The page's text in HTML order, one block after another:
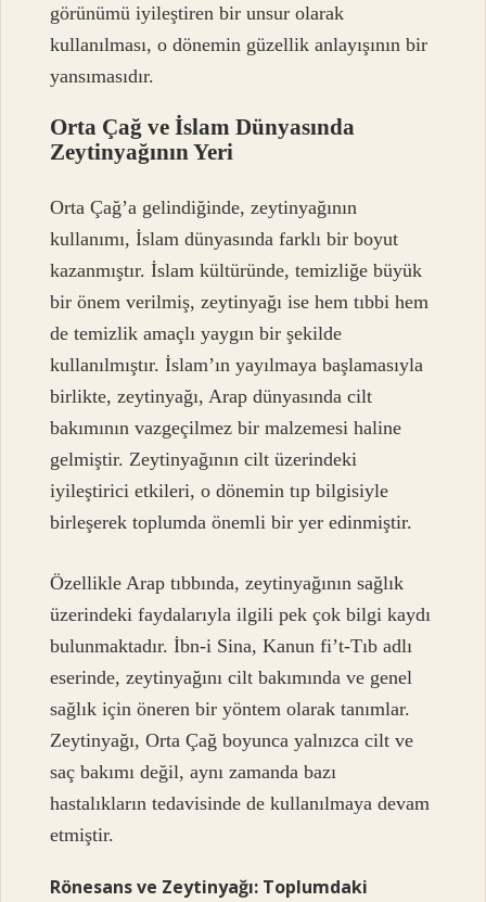
görünümü iyileştiren bir unsur olarak
kullanılması, o dönemin güzellik anlayışının bir
yansımasıdır.
Orta Çağ ve İslam Dünyasında
Zeytinyağının Yeri
Orta Çağ’a gelindiğinde, zeytinyağının
kullanımı, İslam dünyasında farklı bir boyut
kazanmıştır. İslam kültüründe, temizliğe büyük
bir önem verilmiş, zeytinyağı ise hem tıbbi hem
de temizlik amaçlı yaygın bir şekilde
kullanılmıştır. İslam’ın yayılmaya başlamasıyla
birlikte, zeytinyağı, Arap dünyasında cilt
bakımının vazgeçilmez bir malzemesi haline
gelmiştir. Zeytinyağının cilt üzerindeki
iyileştirici etkileri, o dönemin tıp bilgisiyle
birleşerek toplumda önemli bir yer edinmiştir.
Özellikle Arap tıbbında, zeytinyağının sağlık
üzerindeki faydalarıyla ilgili pek çok bilgi kaydı
bulunmaktadır. İbn-i Sina, Kanun fi’t-Tıb adlı
eserinde, zeytinyağını cilt bakımında ve genel
sağlık için öneren bir yöntem olarak tanımlar.
Zeytinyağı, Orta Çağ boyunca yalnızca cilt ve
saç bakımı değil, aynı zamanda bazı
hastalıkların tedavisinde de kullanılmaya devam
etmiştir.
Rönesans ve Zeytinyağı: Toplumdaki